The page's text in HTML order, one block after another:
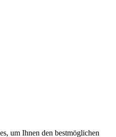
um Ihnen den bestmöglichen